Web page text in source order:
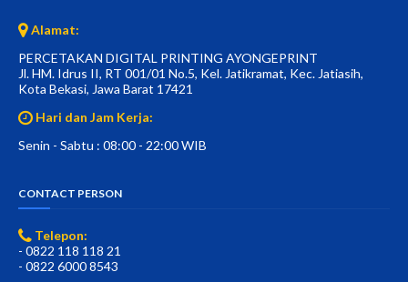
Alamat:
PERCETAKAN DIGITAL PRINTING AYONGEPRINT
Jl. HM. Idrus II, RT 001/01 No.5, Kel. Jatikramat, Kec. Jatiasih,
Kota Bekasi, Jawa Barat 17421
Hari dan Jam Kerja:
Senin - Sabtu : 08:00 - 22:00 WIB
CONTACT PERSON
Telepon:
- 0822 118 118 21
- 0822 6000 8543